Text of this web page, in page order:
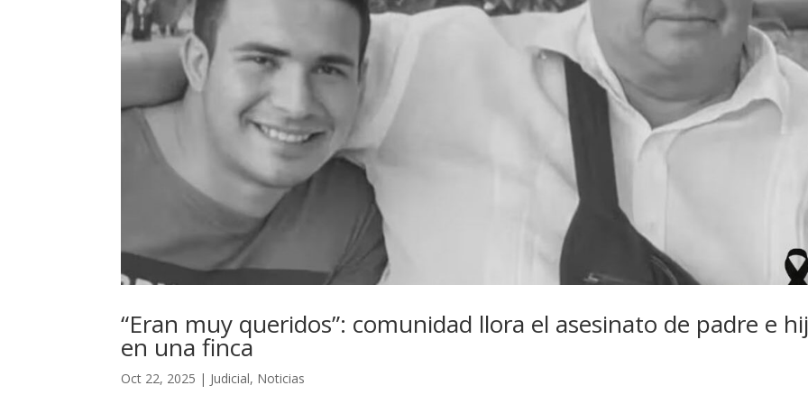
“Eran muy queridos”: comunidad llora el asesinato de padre e
en una finca
Oct 22, 2025 | Judicial, Noticias